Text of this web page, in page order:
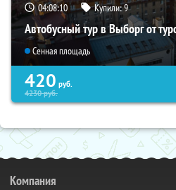
04:08:09 Купили:9
Автобусный тур в Выборг от
Сенная площадь
420 руб.
4230руб.
Компания